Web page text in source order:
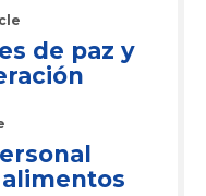
de paz y